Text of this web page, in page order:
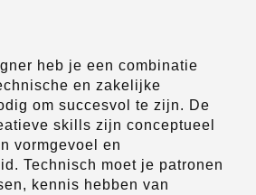
heb je een combinatie
en zakelijke
om succesvol te zijn. De
skills zijn conceptueel
vormgevoel en
Technisch moet je patronen
kennis hebben van